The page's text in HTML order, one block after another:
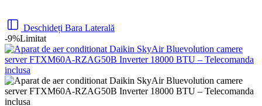
Deschideți Bara Laterală
-9%Limitat